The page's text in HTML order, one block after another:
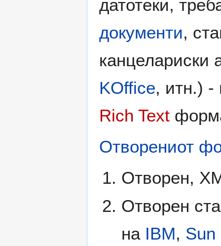
датотеки,
документи,
канцелариски
KOffice, итн.) -
Rich Text
Отворениот
Отворен,
Отворен
на IBM, Sun